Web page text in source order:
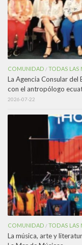
COMUNIDAD /TODAS LAS
La Agencia Consular
con el antropólogo
2026-07-22
COMUNIDAD /TODAS LAS
La música, arte y